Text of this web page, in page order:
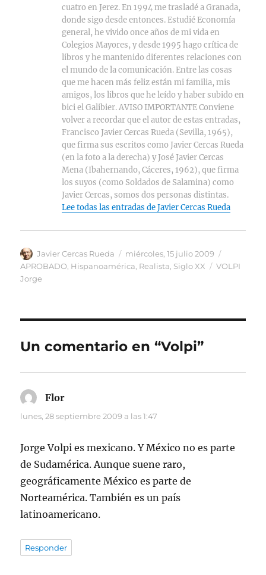
cuatro en Jerez. En 1994 me trasladé a Granada,
donde sigo desde entonces. Estudié Economía
general, he vivido once años de mi vida en
Colegios Mayores, y desde 1995 hago crítica de
libros y he mantenido diferentes relaciones con
el mundo de la comunicación. Entre las cosas
que me hacen más feliz están mi familia, mis
amigos, los libros que he leído y haber subido en
bici el Galibier. AVISO IMPORTANTE Conviene
volver a recordar que el autor de estas entradas,
Francisco Javier Cercas Rueda (Sevilla, 1965),
que firma sus escritos como Javier Cercas Rueda
(en la foto a la derecha) y José Javier Cercas
Mena (Ibahernando, Cáceres, 1962), que firma
los suyos (como Soldados de Salamina) como
Javier Cercas, somos dos personas distintas.
Lee todas las entradas de Javier Cercas Rueda
Autor
Javier Cercas Rueda
Publicado
el
miércoles, 15 julio 2009
APROBADO Hispanoamérica Realista Siglo XX Etiquetas
VOLPI
Jorge
Un comentario en “Volpi”
Flor
lunes, 28 septiembre 2009 a las 1:47
Jorge Volpi es mexicano. Y México no es parte
de Sudamérica. Aunque suene raro,
geográficamente México es parte de
Norteamérica. También es un país
latinoamericano.
Responder